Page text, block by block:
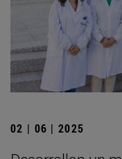
02 | 06 | 2025